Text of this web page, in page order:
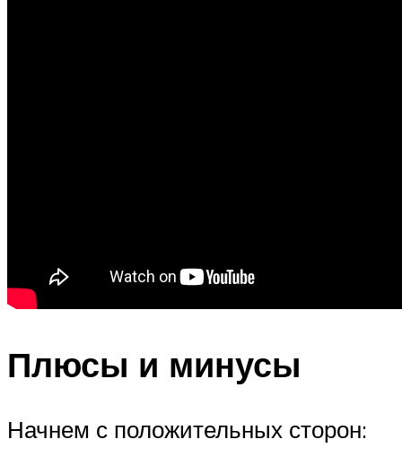
Плюсы и минусы
Начнем с положительных сторон: